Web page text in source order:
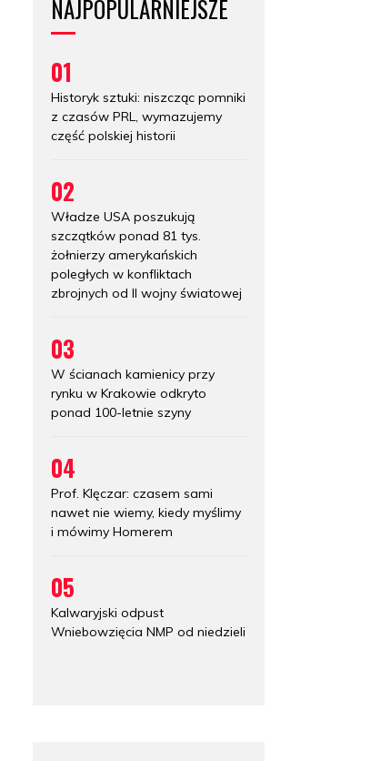
NAJPOPULARNIEJSZE
01
Historyk sztuki: niszcząc pomniki
z czasów PRL, wymazujemy
część polskiej historii
02
Władze USA poszukują
szczątków ponad 81 tys.
żołnierzy amerykańskich
poległych w konfliktach
zbrojnych od II wojny światowej
03
W ścianach kamienicy przy
rynku w Krakowie odkryto
ponad 100-letnie szyny
04
Prof. Klęczar: czasem sami
nawet nie wiemy, kiedy myślimy
i mówimy Homerem
05
Kalwaryjski odpust
Wniebowzięcia NMP od niedzieli